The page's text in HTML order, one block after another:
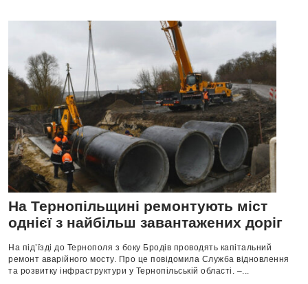
На Тернопільщині ремонтують міст
однієї з найбільш завантажених доріг
На під’їзді до Тернополя з боку Бродів проводять капітальний
ремонт аварійного мосту. Про це повідомила Служба відновлення
та розвитку інфраструктури у Тернопільській області. –...